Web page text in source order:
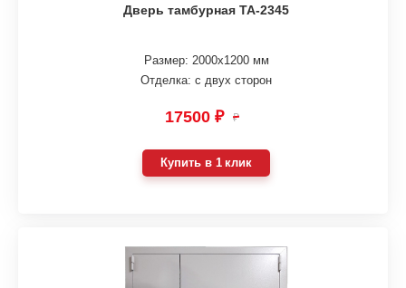
Дверь тамбурная ТА-2345
Размер: 2000х1200 мм
Отделка: с двух сторон
17500 ₽ ₽
Купить в 1 клик